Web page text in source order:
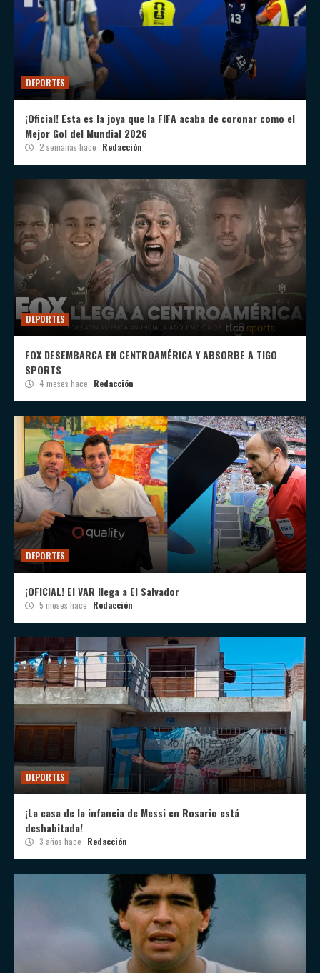
DEPORTES
¡Oficial! Esta es la joya que la FIFA acaba de coronar como el
Mejor Gol del Mundial 2026
2 semanas hace Redacción
DEPORTES
FOX DESEMBARCA EN CENTROAMÉRICA Y ABSORBE A TIGO
SPORTS
4 meses hace Redacción
DEPORTES
¡OFICIAL! El VAR llega a El Salvador
5 meses hace Redacción
DEPORTES
¡La casa de la infancia de Messi en Rosario está
deshabitada!
3 años hace Redacción